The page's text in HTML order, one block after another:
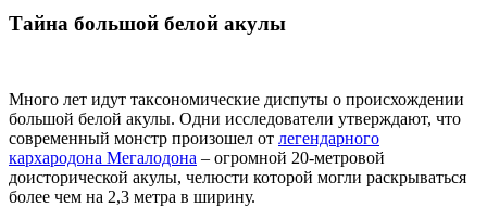
Тайна большой белой акулы
Много лет идут таксономические диспуты о происхождении
большой белой акулы. Одни исследователи утверждают, что
современный монстр произошел от легендарного
кархародона Мегалодона – огромной 20-метровой
доисторической акулы, челюсти которой могли раскрываться
более чем на 2,3 метра в ширину.